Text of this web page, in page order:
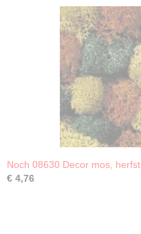
Noch 08630 Decor mos, herfst
€ 4,76